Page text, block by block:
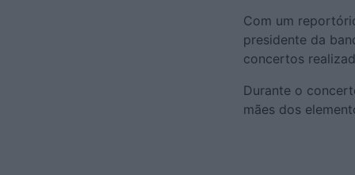
Com um
presidente da
concertos
Durante o
mães dos